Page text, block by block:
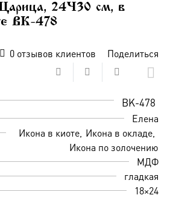
24×30 см, в
BK-478
0отзывов клиентов Поделиться
BK-478
Елена
Икона в киоте Икона в окладе
Икона по золочению
МДФ
гладкая
18×24